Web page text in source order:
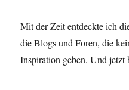
Mit der Zeit entdeckte ich
die Blogs und Foren, die
Inspiration geben. Und